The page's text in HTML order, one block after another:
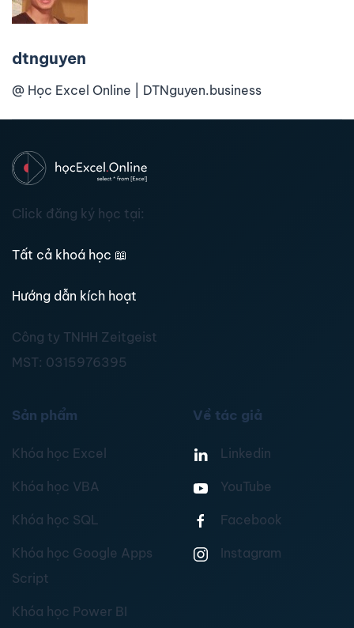
dtnguyen
@ Học Excel Online | DTNguyen.business
Click đăng ký học tại:
Tất cả khoá học 📖
Hướng dẫn kích hoạt
Công ty TNHH Zeitgeist
MST: 0315976395
Sản phẩm
Khóa học Excel
Khóa học VBA
Khóa học SQL
Khóa học Google Apps
Script
Khóa học Power BI
Về tác giả
Linkedin
YouTube
Facebook
Instagram